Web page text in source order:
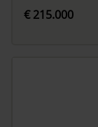
€ 215.000